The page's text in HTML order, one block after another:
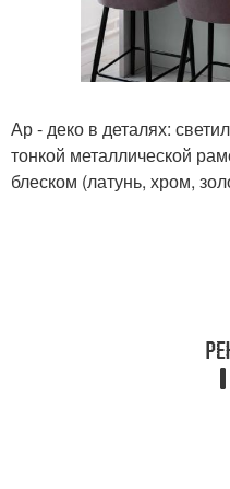
Ар - деко в деталях:
тонкой металлической
блеском (латунь, хром,